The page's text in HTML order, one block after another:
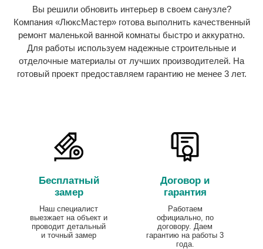
Вы решили обновить интерьер в своем санузле?
Компания «ЛюксМастер» готова выполнить качественный
ремонт маленькой ванной комнаты быстро и аккуратно.
Для работы используем надежные строительные и
отделочные материалы от лучших производителей. На
готовый проект предоставляем гарантию не менее 3 лет.
Бесплатный
замер
Наш специалист
выезжает на объект и
проводит детальный
и точный замер
Договор и
гарантия
Работаем
официально, по
договору. Даем
гарантию на работы 3
года.